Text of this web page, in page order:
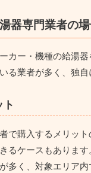
器専門業者の
カー・機種の給湯
る業者が多く、独
で購入するメリット
るケースもあります
多く、対象エリア